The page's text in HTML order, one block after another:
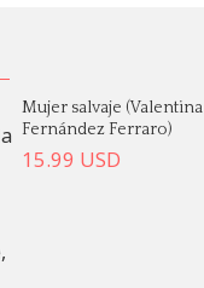
Mujer salvaje (Valentina
Fernández Ferraro)
15.99 USD